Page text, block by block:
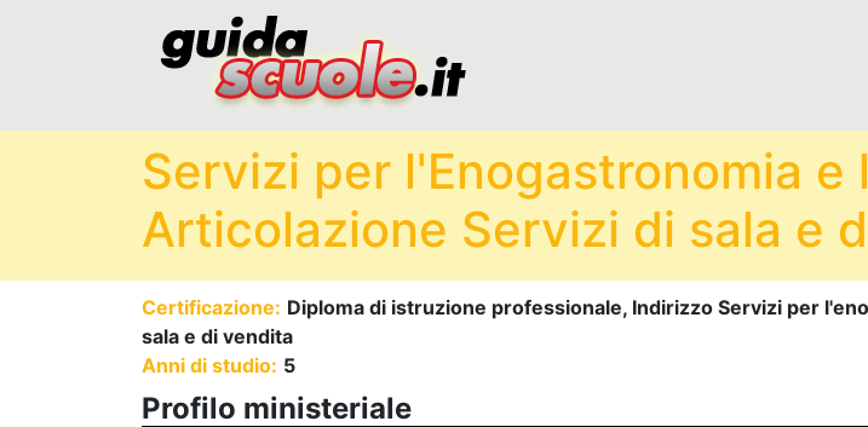
Servizi per l'Enogastronomia
Articolazione Servizi di sala e
Certificazione: Diploma di istruzione professionale, Indirizzo Servizi per
sala e di vendita
Anni di studio: 5
Profilo ministeriale